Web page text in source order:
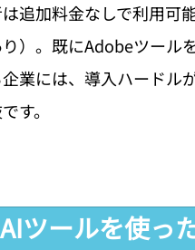
追加料金なしで利用可
）。既にAdobeツール
業には、導入ハードル
す。
ツールを使っ